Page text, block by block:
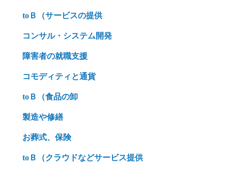
toＢ（サービスの提供
コンサル・システム開発
障害者の就職支援
コモディティと通貨
toＢ（食品の卸
製造や修繕
お葬式、保険
toＢ（クラウドなどサービス提供